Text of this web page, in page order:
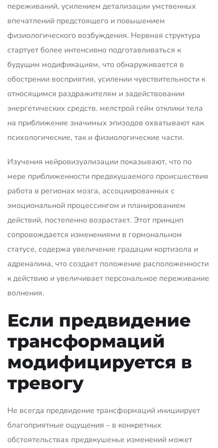
переживаний, усилением детализации умственных
впечатлений предстоящего и повышением
физиологического возбуждения. Нервная структура
стартует более интенсивно подготавливаться к
будущим модификациям, что обнаруживается в
обострении восприятия, усилении чувствительности к
относящимся раздражителям и задействовании
энергетических средств. мелстрой гейм отклики тела
на приближение значимых эпизодов охватывают как
психологические, так и физиологические части.
Изучения нейровизуализации показывают, что по
мере приближенности предвкушаемого происшествия
работа в регионах мозга, ассоциированных с
эмоциональной процессингом и планированием
действий, постепенно возрастает. Этот принцип
сопровождается изменениями в гормональном
статусе, содержа увеличение градации кортизола и
адреналина, что создает положение расположенности
к действию и увеличивает персональное переживание
волнения.
Если предвидение
трансформаций
модифицируется в
тревогу
Не всегда предвидение трансформаций инициирует
благоприятные ощущения – в конкретных
обстоятельствах предвкушенье изменений может